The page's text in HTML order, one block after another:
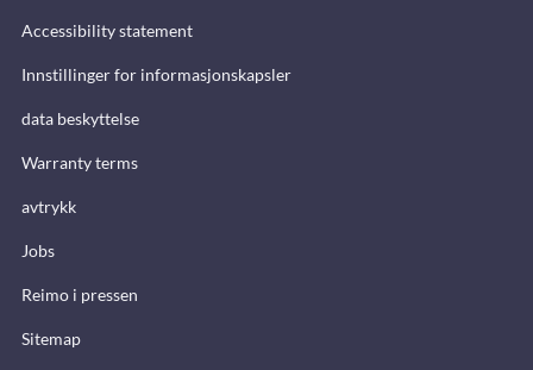
Accessibility statement
Innstillinger for informasjonskapsler
data beskyttelse
Warranty terms
avtrykk
Jobs
Reimo i pressen
Sitemap